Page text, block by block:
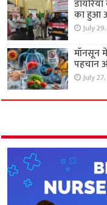
का हुआ
July
मॉनसून
पहचान
July